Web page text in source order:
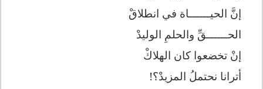
إنَّ الحيــــــاة في انطلاقْ
الحــــــقِّ والحلمِ الوليدْ
إنْ تخضعوا كان الهلاكْ
أترانا نحتملُ المزيدْ؟!